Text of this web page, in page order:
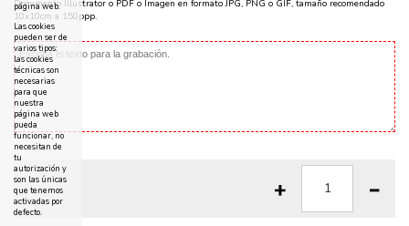
Documento Illustrator o PDF o Imagen en formato JPG, PNG o GIF, tamaño recomendado
10x10cm a 150ppp.
página web.
Las cookies
pueden ser de
varios tipos:
las cookies
técnicas son
necesarias
para que
nuestra
página web
pueda
funcionar, no
necesitan de
tu
autorización y
son las únicas
que tenemos
activadas por
defecto.